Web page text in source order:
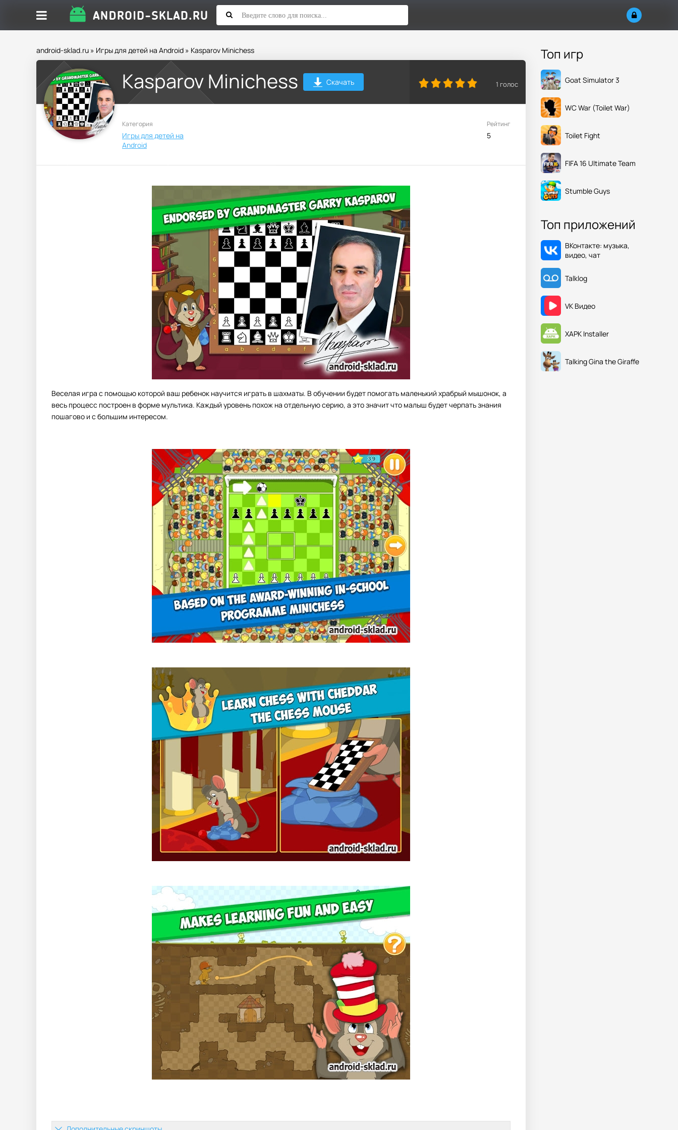
android-sklad.ru » Игры для детей на Android » Kasparov Minichess
Kasparov Minichess Скачать 1 голос
Категория
Игры для детей на
Android
Рейтинг
5
Веселая игра с помощью которой ваш ребенок научится играть в шахматы. В обучении будет помогать маленький храбрый мышонок, а
весь процесс построен в форме мультика. Каждый уровень похож на отдельную серию, а это значит что малыш будет черпать знания
пошагово и с большим интересом.
Топ игр
Goat Simulator 3
WC War (Toilet War)
Toilet Fight
FIFA 16 Ultimate Team
Stumble Guys
Топ приложений
ВКонтакте: музыка,
видео, чат
Talklog
VK Видео
XAPK Installer
Talking Gina the Giraffe